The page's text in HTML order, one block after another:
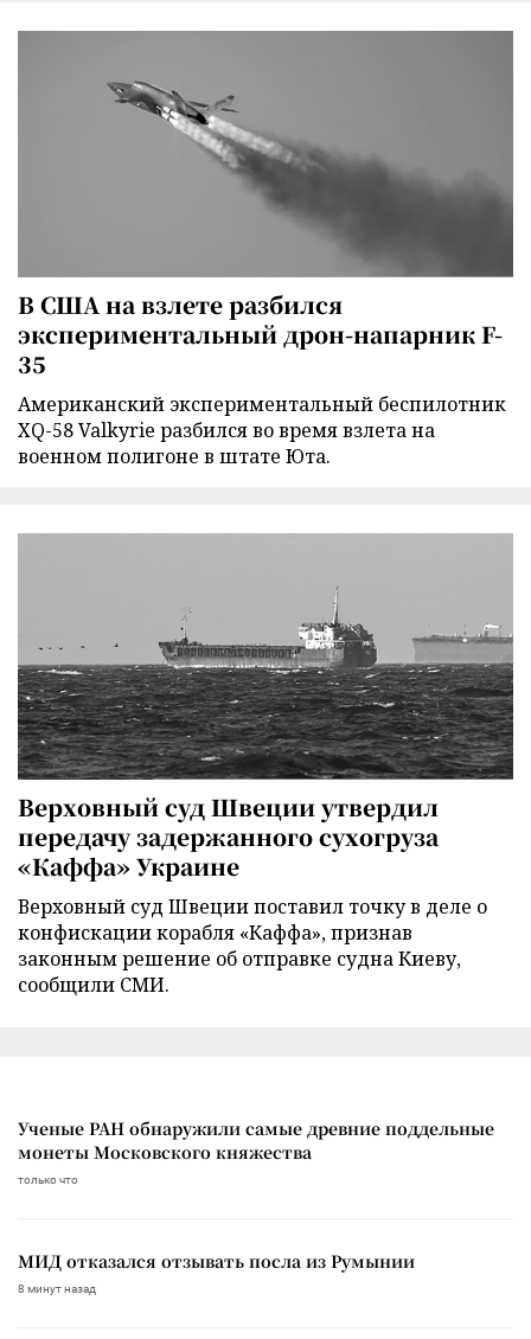
В США на взлете разбился
экспериментальный дрон-напарник F-
35
Американский экспериментальный беспилотник
XQ-58 Valkyrie разбился во время взлета на
военном полигоне в штате Юта.
Верховный суд Швеции утвердил
передачу задержанного сухогруза
«Каффа» Украине
Верховный суд Швеции поставил точку в деле о
конфискации корабля «Каффа», признав
законным решение об отправке судна Киеву,
сообщили СМИ.
Ученые РАН обнаружили самые древние поддельные
монеты Московского княжества
только что
МИД отказался отзывать посла из Румынии
8 минут назад